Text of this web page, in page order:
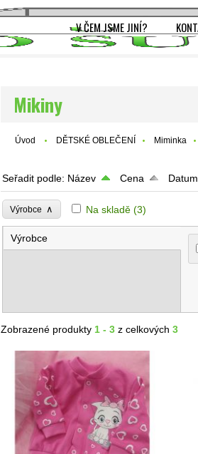
V ČEM JSME JINÍ?
Mikiny
Úvod DĚTSKÉ OBLEČENÍ Miminka
Seřadit podle: Název Cena
Výrobce ∧ Na skladě (3)
Výrobce
Zobrazené produkty 1 - 3 z celkových3